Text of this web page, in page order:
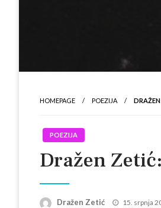
HOMEPAGE POEZIJA
POEZIJA
Dražen
Dražen Zetić
Posted
15. srpnja